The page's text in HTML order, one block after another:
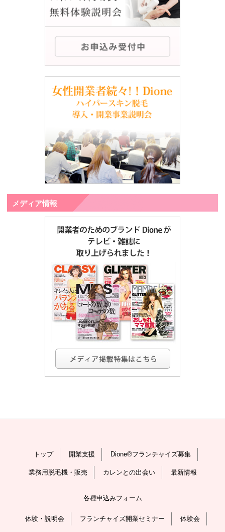
メディア情報
トップ 開業支援 Dione®フランチャイズ募集
業務用脱毛機・販売 カレンとの出会い 最新情報
各種申込みフォーム
体験・説明会 フランチャイズ開業セミナー 体験会